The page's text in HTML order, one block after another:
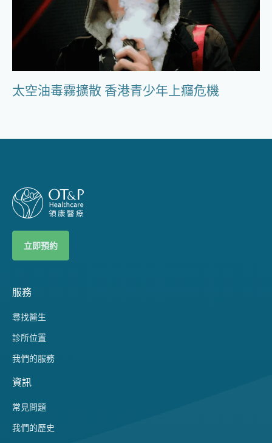
太空油毒霧擴散 香港青少年上癮危機
立即預約
服務
尋找醫生
診所位置
我們的服務
資訊
常見問題
我們的歷史